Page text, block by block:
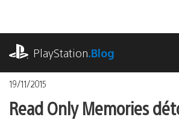
contenu
PlayStation.Blog
19/11/2015
Read Only Memories